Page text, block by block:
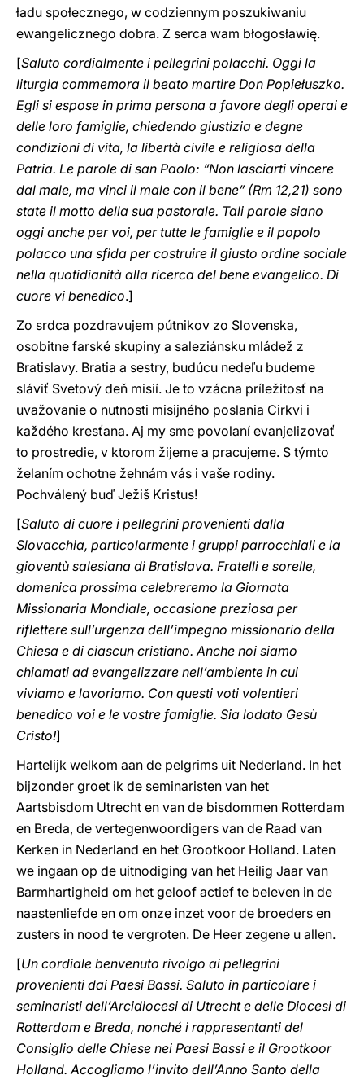
ładu społecznego, w codziennym poszukiwaniu
ewangelicznego dobra. Z serca wam błogosławię.
[Saluto cordialmente i pellegrini polacchi. Oggi la
liturgia commemora il beato martire Don Popiełuszko.
Egli si espose in prima persona a favore degli operai e
delle loro famiglie, chiedendo giustizia e degne
condizioni di vita, la libertà civile e religiosa della
Patria. Le parole di san Paolo: “Non lasciarti vincere
dal male, ma vinci il male con il bene” (Rm 12,21) sono
state il motto della sua pastorale. Tali parole siano
oggi anche per voi, per tutte le famiglie e il popolo
polacco una sfida per costruire il giusto ordine sociale
nella quotidianità alla ricerca del bene evangelico. Di
cuore vi benedico.]
Zo srdca pozdravujem pútnikov zo Slovenska,
osobitne farské skupiny a saleziánsku mládež z
Bratislavy. Bratia a sestry, budúcu nedeľu budeme
sláviť Svetový deň misií. Je to vzácna príležitosť na
uvažovanie o nutnosti misijného poslania Cirkvi i
každého kresťana. Aj my sme povolaní evanjelizovať
to prostredie, v ktorom žijeme a pracujeme. S týmto
želaním ochotne žehnám vás i vaše rodiny.
Pochválený buď Ježiš Kristus!
[Saluto di cuore i pellegrini provenienti dalla
Slovacchia, particolarmente i gruppi parrocchiali e la
gioventù salesiana di Bratislava. Fratelli e sorelle,
domenica prossima celebreremo la Giornata
Missionaria Mondiale, occasione preziosa per
riflettere sull’urgenza dell’impegno missionario della
Chiesa e di ciascun cristiano. Anche noi siamo
chiamati ad evangelizzare nell’ambiente in cui
viviamo e lavoriamo. Con questi voti volentieri
benedico voi e le vostre famiglie. Sia lodato Gesù
Cristo!]
Hartelijk welkom aan de pelgrims uit Nederland. In het
bijzonder groet ik de seminaristen van het
Aartsbisdom Utrecht en van de bisdommen Rotterdam
en Breda, de vertegenwoordigers van de Raad van
Kerken in Nederland en het Grootkoor Holland. Laten
we ingaan op de uitnodiging van het Heilig Jaar van
Barmhartigheid om het geloof actief te beleven in de
naastenliefde en om onze inzet voor de broeders en
zusters in nood te vergroten. De Heer zegene u allen.
[Un cordiale benvenuto rivolgo ai pellegrini
provenienti dai Paesi Bassi. Saluto in particolare i
seminaristi dell’Arcidiocesi di Utrecht e delle Diocesi di
Rotterdam e Breda, nonché i rappresentanti del
Consiglio delle Chiese nei Paesi Bassi e il Grootkoor
Holland. Accogliamo l’invito dell’Anno Santo della